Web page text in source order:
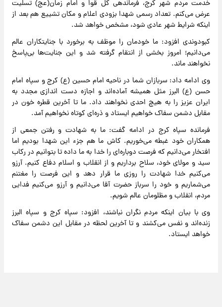
خدمت مردم شهر کرج، فرماندهی کل قوا و امام زمان(عج) تسلیت
عرض می‌کنم. تعداد رسمی شهدا بزودی اعلام و مکان تشییع هم بعد از
اینکه شرایط شهر عادی شود، مشخص خواهد شد.
کبودوندی افزود: ما خودمان را موظف به برخورد با جنایتکاران عالم
می‌دانیم؛ امروز بخشی از انتقام گرفته شد و این جنایت‌ها بی‌پاسخ
نخواهند ماند.
وی ادامه داد: سربازان شما در ناحیه امام حسین (ع) کرج و سپاه امام
حسن (ع) البرز مثل همیشه آماده‌اند و اجازه دست اندازی مجدد به
ایران عزیز را به هیچ احدی نخواهند داد. ما تا آخرین قطره خون در
مقابل دشمن سفاک خواهیم ایستاد و ذره‌ای کوتاه نخواهیم آمد.
فرمانده سپاه کرج در ادامه گفت: ما به شهادت و رفتن جمعی از
همکاران خود غبطه می‌خوریم. کاش ما هم جزء این شهدا بودیم اما
افتخار می‌دانیم که فرصت دوباره‌ای را خدا به ما داده تا بتوانیم در رکاب
سید و مولای خود، سلاح برداریم و از انقلاب و اسلام دفاع کنیم. آرزو
می‌کنیم خدا شهادت را روزی ما قرار دهد و این فرصت را مغتنم
می‌شماریم و خود را سرباز حضرت آقا می‌دانیم و آرزو می‌کنیم فدایی
مردم، انقلاب و مظلومان عالم شویم.
وی با بیان اینکه مردم نگران نباشند، افزود: سپاه کرج و سپاه البرز
زنده‌اند و نفس می‌کشند و تا آخرین لحظه در مقابل این دشمن سفاک
خواهد ایستاد.